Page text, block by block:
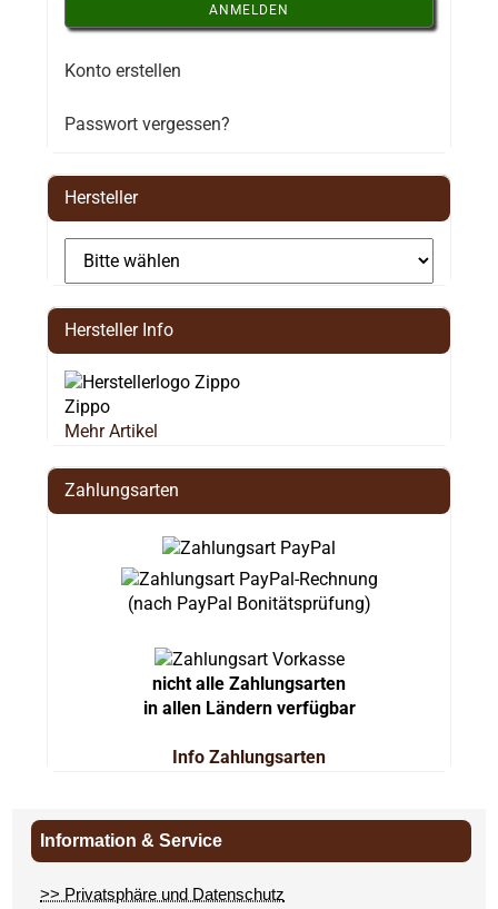
ANMELDEN
Konto erstellen
Passwort vergessen?
Hersteller
Hersteller Info
Zippo
Mehr Artikel
Zahlungsarten
(nach PayPal Bonitätsprüfung)
nicht alle Zahlungsarten
in allen Ländern verfügbar
Info Zahlungsarten
Information & Service
>> Privatsphäre und Datenschutz